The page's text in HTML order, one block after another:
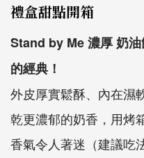
禮盒甜點開箱
Stand by Me 濃厚 奶
的經典！
外皮厚實鬆酥、內在濕
乾更濃郁的奶香，用烤
香氣令人著迷（建議吃